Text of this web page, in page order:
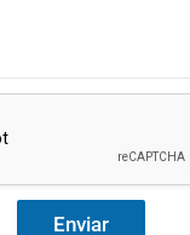
Enviar